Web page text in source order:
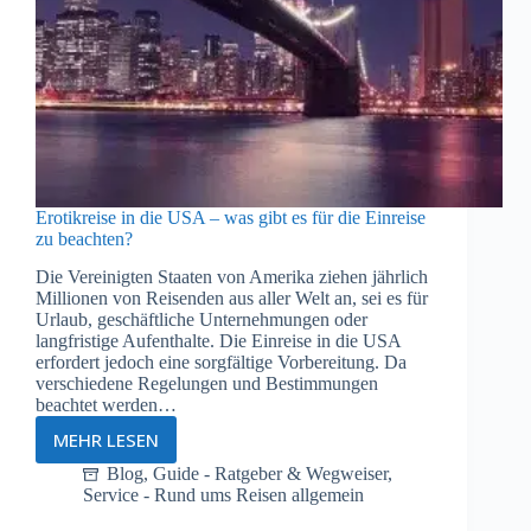
Erotikreise in die USA – was gibt es für die Einreise
zu beachten?
Die Vereinigten Staaten von Amerika ziehen jährlich
Millionen von Reisenden aus aller Welt an, sei es für
Urlaub, geschäftliche Unternehmungen oder
langfristige Aufenthalte. Die Einreise in die USA
erfordert jedoch eine sorgfältige Vorbereitung. Da
verschiedene Regelungen und Bestimmungen
beachtet werden…
MEHR LESEN
Erotikreise
in
die
Blog, Guide - Ratgeber & Wegweiser,
Service - Rund ums Reisen allgemein